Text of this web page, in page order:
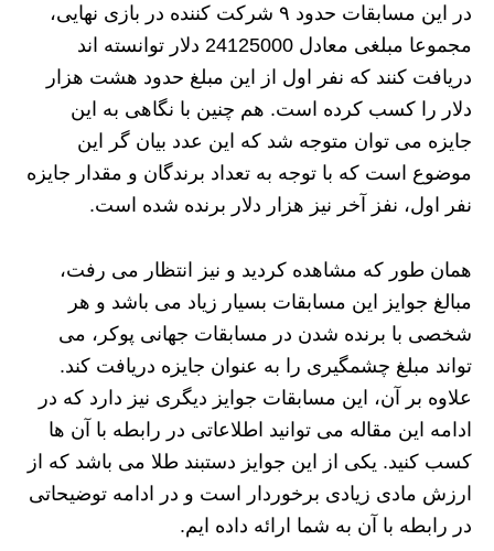
در این مسابقات حدود ۹ شرکت کننده در بازی نهایی،
مجموعا مبلغی معادل 24125000 دلار توانسته اند
دریافت کنند که نفر اول از این مبلغ حدود هشت هزار
دلار را کسب کرده است. هم چنین با نگاهی به این
جایزه می توان متوجه شد که این عدد بیان گر این
موضوع است که با توجه به تعداد برندگان و مقدار جایزه
نفر اول، نفز آخر نیز هزار دلار برنده شده است.
همان طور که مشاهده کردید و نیز انتظار می رفت،
مبالغ جوایز این مسابقات بسیار زیاد می باشد و هر
شخصی با برنده شدن در مسابقات جهانی پوکر، می
تواند مبلغ چشمگیری را به عنوان جایزه دریافت کند.
علاوه بر آن، این مسابقات جوایز دیگری نیز دارد که در
ادامه این مقاله می توانید اطلاعاتی در رابطه با آن ها
کسب کنید. یکی از این جوایز دستبند طلا می باشد که از
ارزش مادی زیادی برخوردار است و در ادامه توضیحاتی
در رابطه با آن به شما ارائه داده ایم.